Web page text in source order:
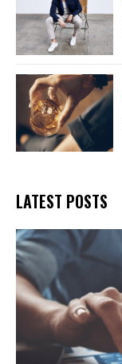
LATEST POSTS